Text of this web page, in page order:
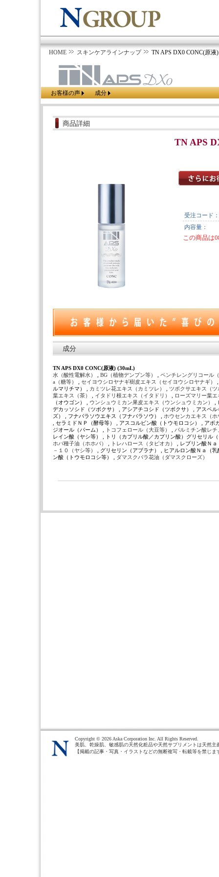
HOME スキンケアラインナップ TN APS DX0 CONC(原液
お客様の声 成分
商品詳細
TN APS
受注コード：
内容量：
この商品は
成分
TN APS DX0 CONC(原液) (30mL)
水（酸性電解水）
BG（植物デンプン等）
ペンチレングリコール
a（糖等）
セイヨウシロヤナギ樹皮エキス（セイヨウシロヤナギ）
ルマリチマ） ,
カミツレ花エキス（カミツレ）
ツボクサエキス（
葉エキス（茶）
イタドリ根エキス（イタドリ）
ローズマリー葉
（オウゴン） ,
ウンシュウミカン果皮エキス（ウンシュウミカン）
デカッソシド（ツボクサ） , アシアチコシド（ツボクサ） , アスペ
ズ） , フナバラソウエキス（フナバラソウ） ,
ホウセンカエキス（
, セラミドＮＰ（酵母等） , アスコルビン酸（トウモロコシ） , ア
ジオール（パーム） ,
トコフェロール（大豆等）
パルミチン酸レ
レイン酸（ヤシ等） , トリ（カプリル酸／カプリン酸）グリセリル
ホバ種子油（ホホバ）
トレハロース（タピオカ）
, レブリン酸Ｎ
－１０（ヤシ等）
, グリセリン（アブラナ） , ヒアルロン酸Ｎａ（
ン酸（トウモロコシ等） ,
ダマスクバラ花油（ダマスクローズ）
Copyright © 2026 Aska Corporation Inc. All Rights Reserved.
美肌、乾燥肌、敏感肌の天然化粧品や天然サプリメントは天然主
【掲載の記事・写真・イラストなどの無断複写・転載等を禁じま